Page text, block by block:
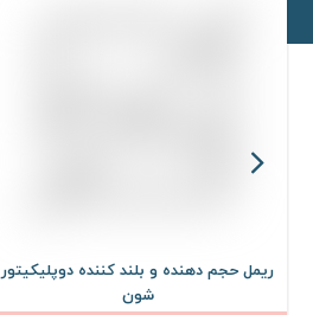
ریمل حجم دهنده و بلند کننده دوپلیکیتور
شون